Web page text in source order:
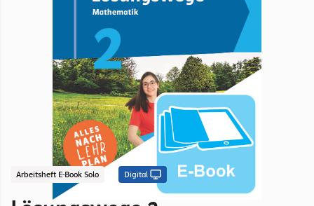
Arbeitsheft E-Book Solo Digital